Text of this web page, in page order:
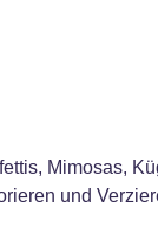
Mimosas,
und